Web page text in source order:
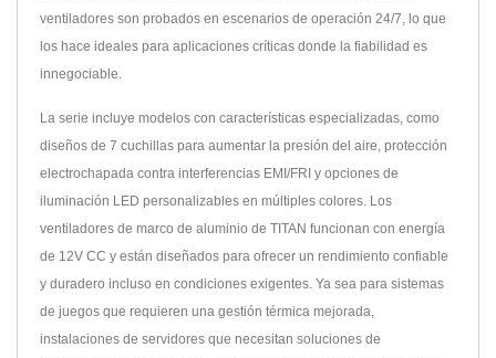
ventiladores son probados en escenarios de operación 24/7, lo que
los hace ideales para aplicaciones críticas donde la fiabilidad es
innegociable.
La serie incluye modelos con características especializadas, como
diseños de 7 cuchillas para aumentar la presión del aire, protección
electrochapada contra interferencias EMI/FRI y opciones de
iluminación LED personalizables en múltiples colores. Los
ventiladores de marco de aluminio de TITAN funcionan con energía
de 12V CC y están diseñados para ofrecer un rendimiento confiable
y duradero incluso en condiciones exigentes. Ya sea para sistemas
de juegos que requieren una gestión térmica mejorada,
instalaciones de servidores que necesitan soluciones de